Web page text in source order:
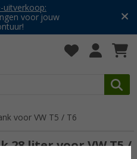
uitverkoop:
voor jouw
voor VW T5 / T6
28 liter voor VW T5 /